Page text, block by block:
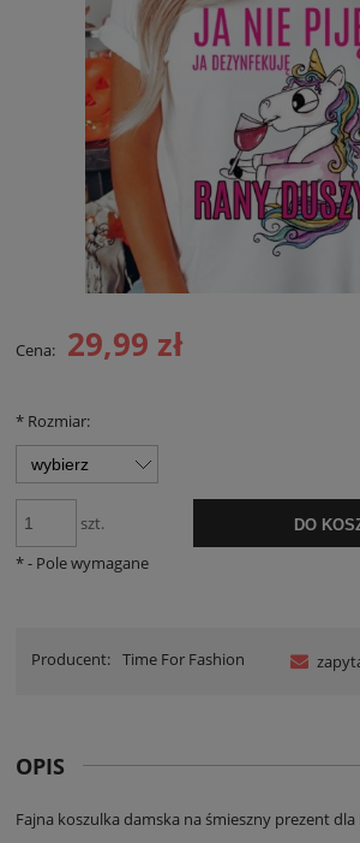
Cena: 29,99 zł
* Rozmiar:
szt. DO
*- Pole wymagane
Producent: Time For Fashion
OPIS
Fajna koszulka damska na śmieszny prezent